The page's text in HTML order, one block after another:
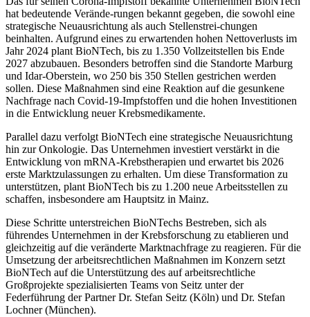
hat bedeutende Verände-rungen bekannt gegeben, die sowohl eine
strategische Neuausrichtung als auch Stellenstrei-chungen
beinhalten. Aufgrund eines zu erwartenden hohen Nettoverlusts im
Jahr 2024 plant BioNTech, bis zu 1.350 Vollzeitstellen bis Ende
2027 abzubauen. Besonders betroffen sind die Standorte Marburg
und Idar-Oberstein, wo 250 bis 350 Stellen gestrichen werden
sollen. Diese Maßnahmen sind eine Reaktion auf die gesunkene
Nachfrage nach Covid-19-Impfstoffen und die hohen Investitionen
in die Entwicklung neuer Krebsmedikamente.
Parallel dazu verfolgt BioNTech eine strategische Neuausrichtung
hin zur Onkologie. Das Unternehmen investiert verstärkt in die
Entwicklung von mRNA-Krebstherapien und erwartet bis 2026
erste Marktzulassungen zu erhalten. Um diese Transformation zu
unterstützen, plant BioNTech bis zu 1.200 neue Arbeitsstellen zu
schaffen, insbesondere am Hauptsitz in Mainz.
Diese Schritte unterstreichen BioNTechs Bestreben, sich als
führendes Unternehmen in der Krebsforschung zu etablieren und
gleichzeitig auf die veränderte Marktnachfrage zu reagieren. Für die
Umsetzung der arbeitsrechtlichen Maßnahmen im Konzern setzt
BioNTech auf die Unterstützung des auf arbeitsrechtliche
Großprojekte spezialisierten Teams von Seitz unter der
Federführung der Partner Dr. Stefan Seitz (Köln) und Dr. Stefan
Lochner (München).